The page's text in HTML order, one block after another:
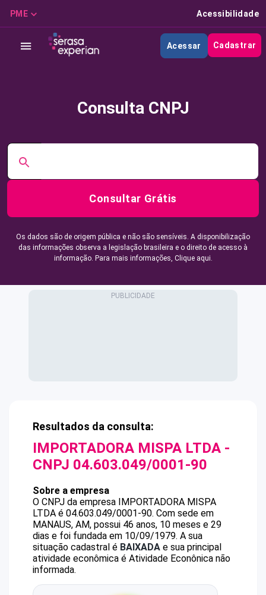
PME Acessibilidade
Acessar Cadastrar
Consulta CNPJ
Consultar Grátis
Os dados são de origem pública e não são sensíveis. A disponibilização
das informações observa a legislação brasileira e o direito de acesso à
informação. Para mais informações, Clique aqui.
Resultados da consulta:
IMPORTADORA MISPA LTDA -
CNPJ 04.603.049/0001-90
Sobre a empresa
O CNPJ da empresa IMPORTADORA MISPA
LTDA é 04.603.049/0001-90. Com sede em
MANAUS, AM, possui 46 anos, 10 meses e 29
dias e foi fundada em 10/09/1979. A sua
situação cadastral é BAIXADA e sua principal
atividade econômica é Atividade Econônica não
informada.